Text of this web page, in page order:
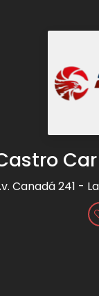
Canadá 241 -